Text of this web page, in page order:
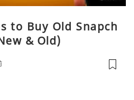
to Buy Old Snapch
& Old)